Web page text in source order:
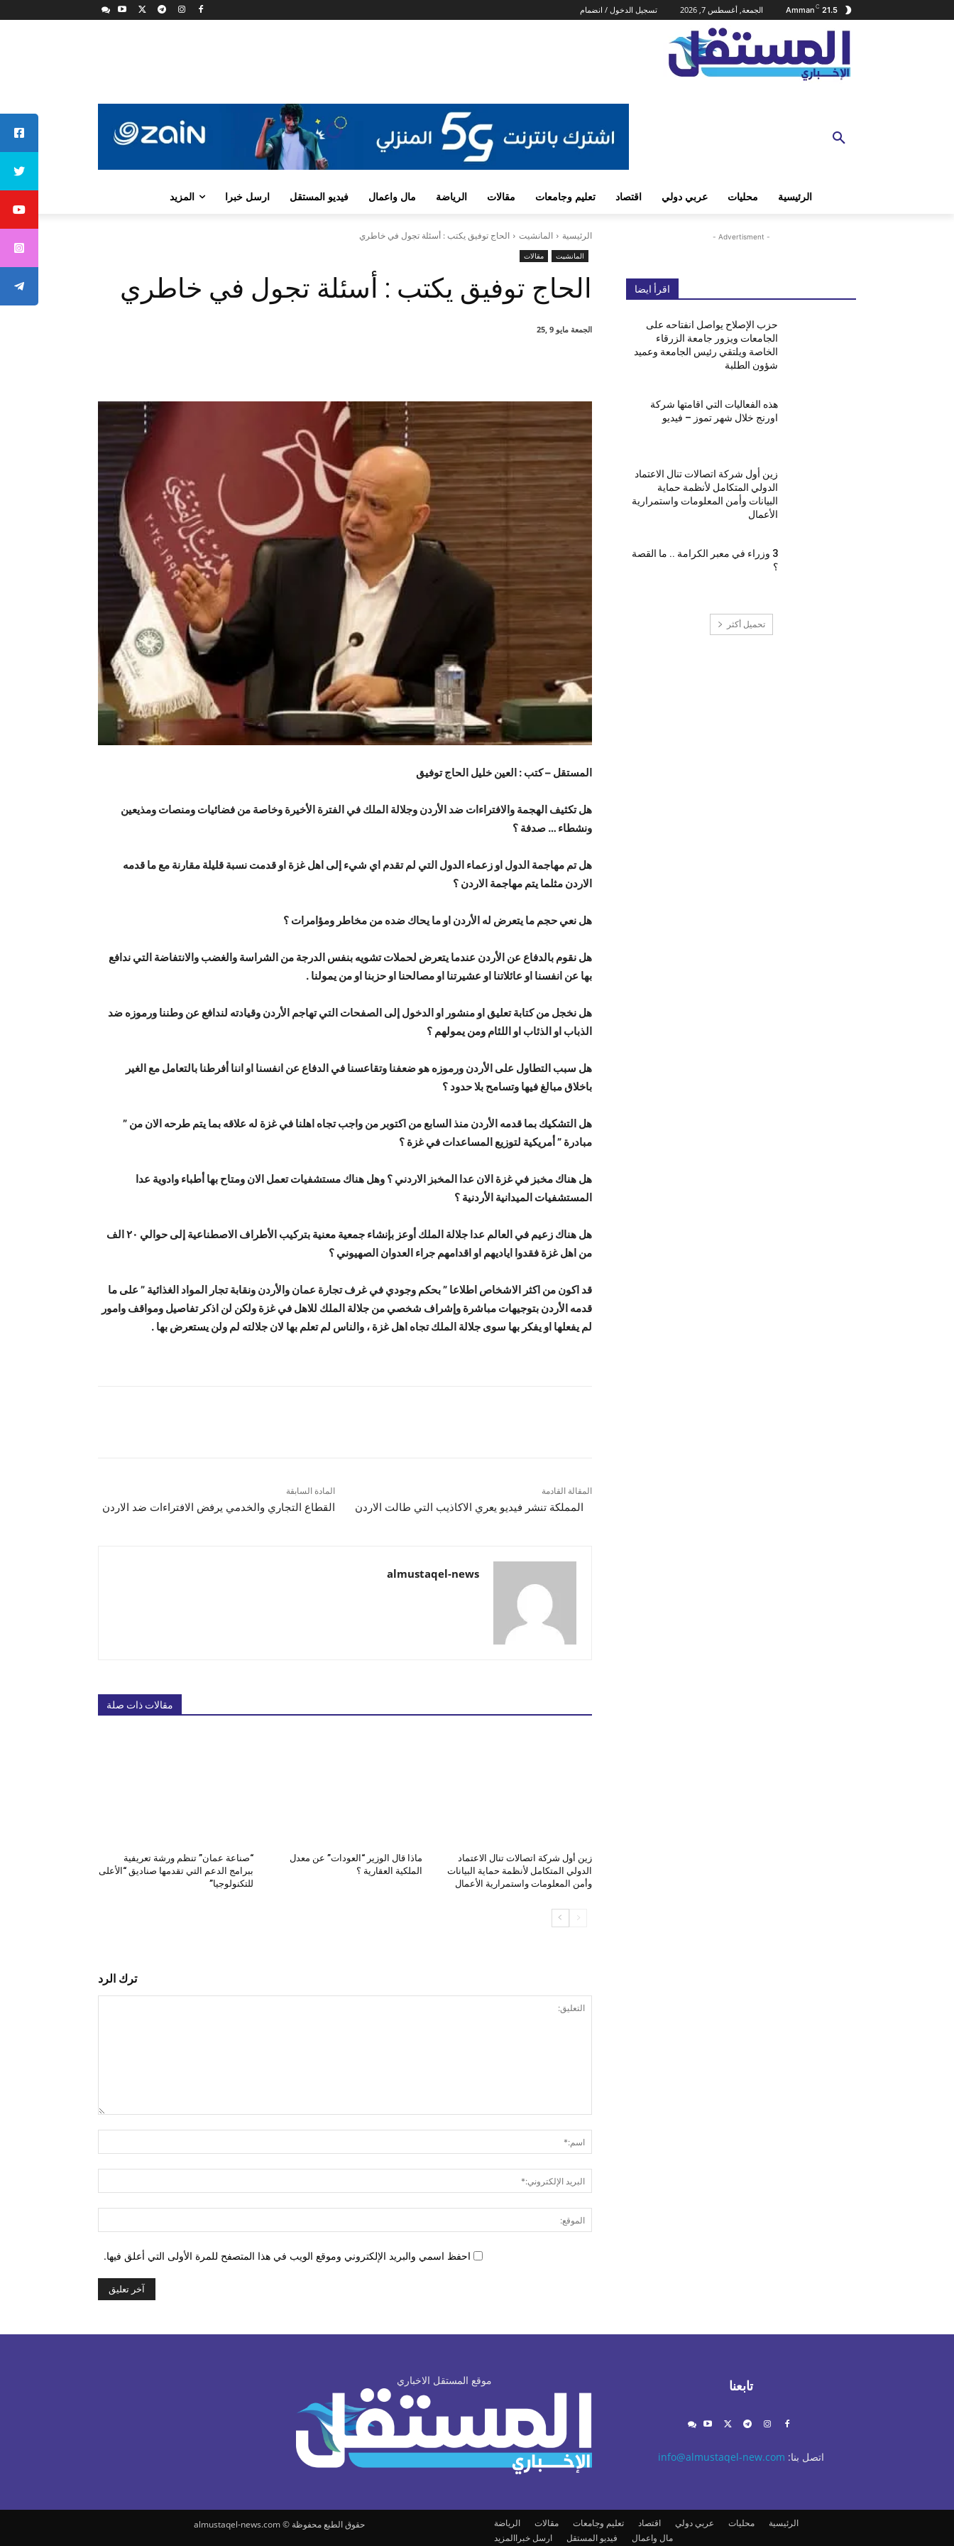
21.5
C
Amman الجمعة, أغسطس 7, 2026 تسجيل الدخول / انضمام
الرئيسية محليات عربي دولي اقتصاد تعليم وجامعات مقالات الرياضة مال واعمال فيديو المستقل ارسل خبرا المزيد
الرئيسية المانشيت الحاج توفيق يكتب : أسئلة تجول في خاطري
المانشيت مقالات
الحاج توفيق يكتب : أسئلة تجول في خاطري
الجمعة مايو 9 ,25
المستقل – كتب : العين خليل الحاج توفيق
هل تكثيف الهجمة والافتراءات ضد الأردن وجلالة الملك في الفترة الأخيرة وخاصة من فضائيات ومنصات ومذيعين
ونشطاء … صدفة ؟
هل تم مهاجمة الدول او زعماء الدول التي لم تقدم اي شيء إلى اهل غزة او قدمت نسبة قليلة مقارنة مع ما قدمه
الاردن مثلما يتم مهاجمة الاردن ؟
هل نعي حجم ما يتعرض له الأردن او ما يحاك ضده من مخاطر ومؤامرات ؟
هل نقوم بالدفاع عن الأردن عندما يتعرض لحملات تشويه بنفس الدرجة من الشراسة والغضب والانتفاضة التي ندافع
بها عن انفسنا او عائلاتنا او عشيرتنا او مصالحنا او حزبنا او من يمولنا .
هل نخجل من كتابة تعليق او منشور او الدخول إلى الصفحات التي تهاجم الأردن وقيادته لندافع عن وطننا ورموزه ضد
الذباب او الذئاب او اللئام ومن يمولهم ؟
هل سبب التطاول على الأردن ورموزه هو ضعفنا وتقاعسنا في الدفاع عن انفسنا او اننا أفرطنا بالتعامل مع الغير
باخلاق مبالغ فيها وتسامح بلا حدود ؟
هل التشكيك بما قدمه الأردن منذ السابع من اكتوبر من واجب تجاه اهلنا في غزة له علاقه بما يتم طرحه الان من ”
مبادرة ” أمريكية لتوزيع المساعدات في غزة ؟
هل هناك مخبز في غزة الان عدا المخبز الاردني ؟ وهل هناك مستشفيات تعمل الان ومتاح بها أطباء وادوية عدا
المستشفيات الميدانية الأردنية ؟
هل هناك زعيم في العالم عدا جلالة الملك أوعز بإنشاء جمعية معنية بتركيب الأطراف الاصطناعية إلى حوالي ٢٠ الف
من اهل غزة فقدوا اياديهم او اقدامهم جراء العدوان الصهيوني ؟
قد اكون من اكثر الاشخاص اطلاعا ” بحكم وجودي في غرف تجارة عمان والأردن ونقابة تجار المواد الغذائية ” على ما
قدمه الأردن بتوجيهات مباشرة وإشراف شخصي من جلالة الملك للاهل في غزة ولكن لن اذكر تفاصيل ومواقف وامور
لم يفعلها او يفكر بها سوى جلالة الملك تجاه اهل غزة ، والناس لم تعلم بها لان جلالته لم ولن يستعرض بها .
المادة السابقة
القطاع التجاري والخدمي يرفض الافتراءات ضد الاردن
المقالة القادمة
المملكة تنشر فيديو يعري الاكاذيب التي طالت الاردن
almustaqel-news
مقالات ذات صلة
زين أول شركة اتصالات تنال الاعتماد
الدولي المتكامل لأنظمة حماية البيانات
وأمن المعلومات واستمرارية الأعمال
ماذا قال الوزير “العودات” عن معدل
الملكية العقارية ؟
“صناعة عمان” تنظم ورشة تعريفية
ببرامج الدعم التي تقدمها صناديق “الأعلى
للتكنولوجيا”
ترك الرد
الإلكتروني:*
احفظ اسمي والبريد الإلكتروني وموقع الويب في هذا المتصفح للمرة الأولى التي أعلق فيها.
- Advertisment -
اقرأ ايضا
حزب الإصلاح يواصل انفتاحه على
الجامعات ويزور جامعة الزرقاء
الخاصة ويلتقي رئيس الجامعة وعميد
شؤون الطلبة
هذه الفعاليات التي اقامتها شركة
اورنج خلال شهر تموز – فيديو
زين أول شركة اتصالات تنال الاعتماد
الدولي المتكامل لأنظمة حماية
البيانات وأمن المعلومات واستمرارية
الأعمال
3 وزراء في معبر الكرامة .. ما القصة
؟
تحميل أكثر
موقع المستقل الاخباري تابعنا
اتصل بنا: info@almustaqel-new.com
حقوق الطبع محفوظة © almustaqel-news.com الرئيسية محليات عربي دولي اقتصاد تعليم وجامعات مقالات
الرياضة
مال واعمال
فيديو المستقل ارسل خبراالمزيد